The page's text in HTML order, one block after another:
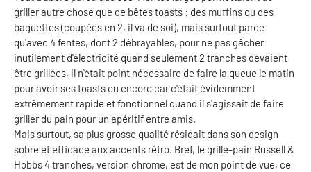
griller autre chose que de bêtes toasts : des muffins ou des
baguettes (coupées en 2, il va de soi), mais surtout parce
qu'avec 4 fentes, dont 2 débrayables, pour ne pas gâcher
inutilement d'électricité quand seulement 2 tranches devaient
être grillées, il n'était point nécessaire de faire la queue le matin
pour avoir ses toasts ou encore car c'était évidemment
extrêmement rapide et fonctionnel quand il s'agissait de faire
griller du pain pour un apéritif entre amis.
Mais surtout, sa plus grosse qualité résidait dans son design
sobre et efficace aux accents rétro. Bref, le grille-pain Russell &
Hobbs 4 tranches, version chrome, est de mon point de vue, ce